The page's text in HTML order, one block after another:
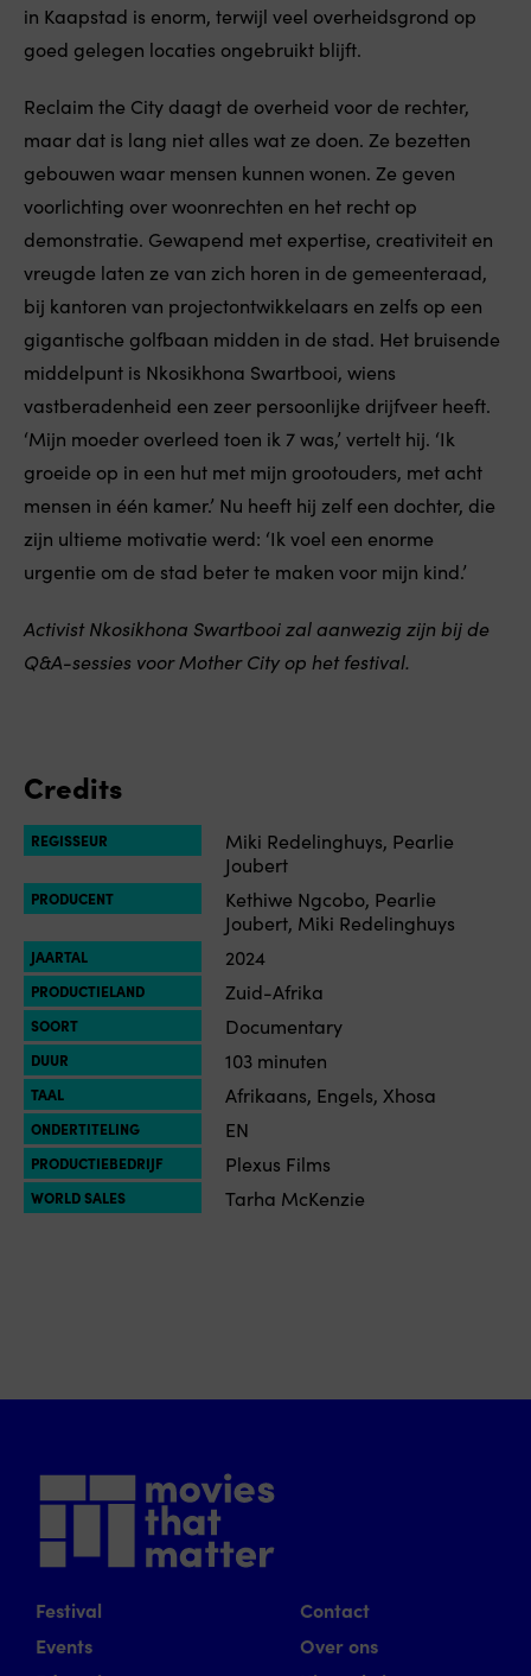
in Kaapstad is enorm, terwijl veel overheidsgrond op
goed gelegen locaties ongebruikt blijft.
Reclaim the City daagt de overheid voor de rechter,
maar dat is lang niet alles wat ze doen. Ze bezetten
gebouwen waar mensen kunnen wonen. Ze geven
voorlichting over woonrechten en het recht op
demonstratie. Gewapend met expertise, creativiteit en
vreugde laten ze van zich horen in de gemeenteraad,
bij kantoren van projectontwikkelaars en zelfs op een
gigantische golfbaan midden in de stad. Het bruisende
middelpunt is Nkosikhona Swartbooi, wiens
vastberadenheid een zeer persoonlijke drijfveer heeft.
‘Mijn moeder overleed toen ik 7 was,’ vertelt hij. ‘Ik
groeide op in een hut met mijn grootouders, met acht
mensen in één kamer.’ Nu heeft hij zelf een dochter, die
zijn ultieme motivatie werd: ‘Ik voel een enorme
urgentie om de stad beter te maken voor mijn kind.’
ActivistNkosikhona Swartbooizal aanwezig zijn bij de
Q&A-sessies voorMother City op het festival.
Credits
REGISSEUR
Miki Redelinghuys, Pearlie
Joubert
PRODUCENT
Kethiwe Ngcobo, Pearlie
Joubert, Miki Redelinghuys
JAARTAL 2024
PRODUCTIELAND Zuid-Afrika
SOORT Documentary
DUUR 103 minuten
TAAL Afrikaans, Engels, Xhosa
ONDERTITELING EN
PRODUCTIEBEDRIJF Plexus Films
WORLD SALES Tarha McKenzie
Festival
Events
Contact
Over ons